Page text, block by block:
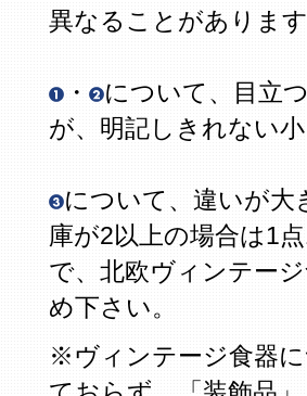
異なることがありま
・
について、目立
が、明記しきれない
について、違いが
庫が2以上の場合は1
で、北欧ヴィンテー
め下さい。
※ヴィンテージ食器